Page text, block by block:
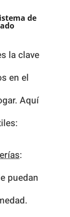
de
la clave
en el
Aquí
:
puedan